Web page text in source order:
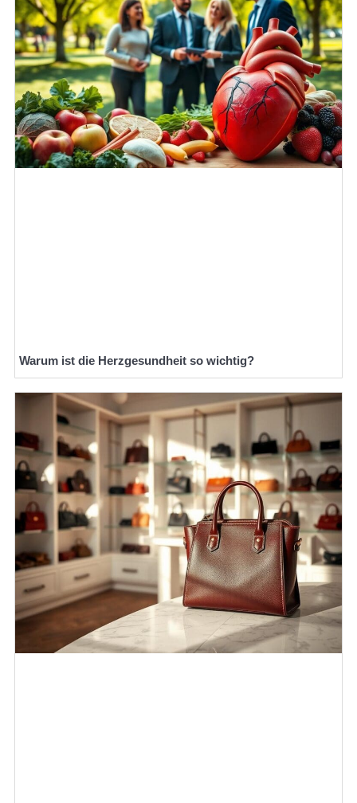
Warum ist die Herzgesundheit so wichtig?